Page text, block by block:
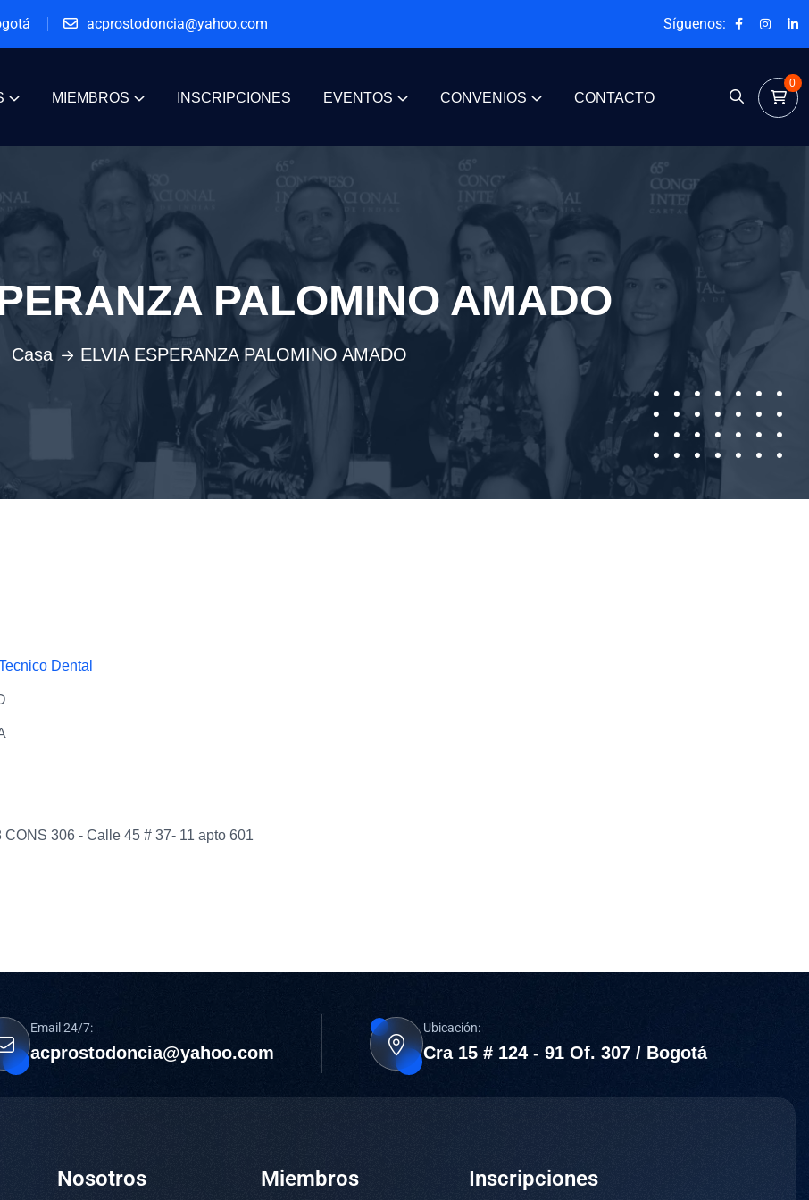
acprostodoncia@yahoo.com Síguenos:
MIEMBROS INSCRIPCIONES EVENTOS CONVENIOS CONTACTO
0
PALOMINO AMADO
Casa ELVIA ESPERANZA PALOMINO AMADO
Dental
306 - Calle 45 # 37- 11 apto 601
Email 24/7:
acprostodoncia@yahoo.com
Ubicación:
Cra 15 # 124 - 91 Of. 307 / Bogotá
Nosotros Miembros Inscripciones